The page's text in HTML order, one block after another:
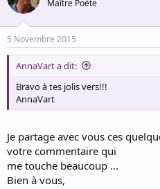
i
s
:
Maître Poète
5 Novembre 2015
AnnaVart a dit:
Bravo à tes jolis vers!!!
AnnaVart
Je partage avec vous ces
votre commentaire qui
me touche beaucoup ...
Bien à vous,